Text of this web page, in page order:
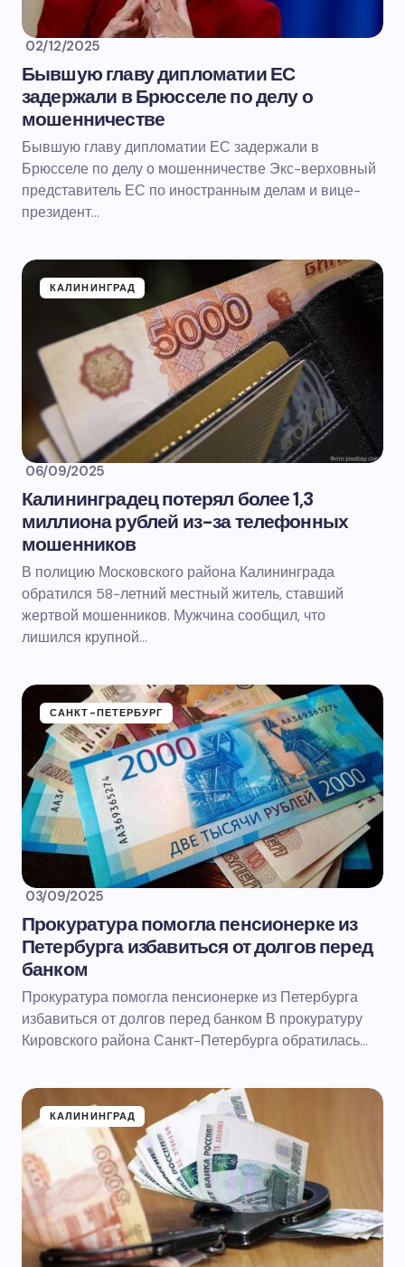
02/12/2025
Бывшую главу дипломатии ЕС
задержали в Брюсселе по делу о
мошенничестве
Бывшую главу дипломатии ЕС задержали в
Брюсселе по делу о мошенничестве Экс-верховный
представитель ЕС по иностранным делам и вице-
президент…
КАЛИНИНГРАД
06/09/2025
Калининградец потерял более 1,3
миллиона рублей из-за телефонных
мошенников
В полицию Московского района Калининграда
обратился 58-летний местный житель, ставший
жертвой мошенников. Мужчина сообщил, что
лишился крупной…
САНКТ-ПЕТЕРБУРГ
03/09/2025
Прокуратура помогла пенсионерке из
Петербурга избавиться от долгов перед
банком
Прокуратура помогла пенсионерке из Петербурга
избавиться от долгов перед банком В прокуратуру
Кировского района Санкт-Петербурга обратилась…
КАЛИНИНГРАД